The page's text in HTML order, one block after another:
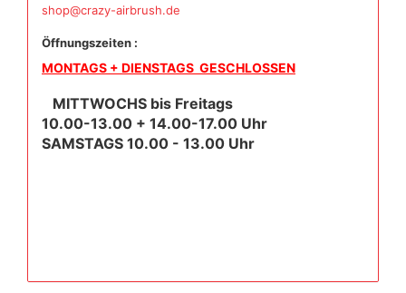
shop@crazy-airbrush.de
Öffnungszeiten :
MONTAGS + DIENSTAGS GESCHLOSSEN
MITTWOCHS bis Freitags
10.00-13.00 + 14.00-17.00 Uhr
SAMSTAGS 10.00 - 13.00 Uhr